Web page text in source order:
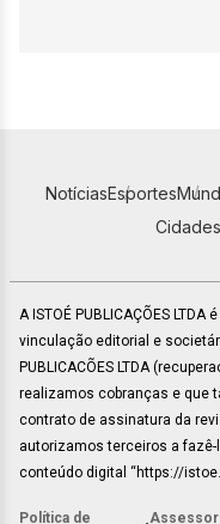
NotíciasEsportes
Cidades
A ISTOÉ PUBLICAÇÕES
vinculação editorial e
PUBLICACÕES LTDA
realizamos cobranças e que
contrato de assinatura da
autorizamos terceiros a
conteúdo digital “https://
Política de